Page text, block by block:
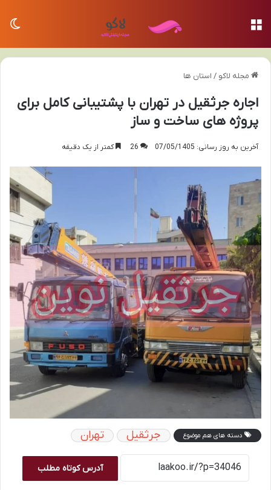
مجله لاکو / استان ها
اجاره جرثقیل در تهران با پشتیبانی کامل برای
پروژه های ساخت و ساز
آخرین به روز رسانی: 07/05/1405 26 کمتر از یک دقیقه
دسته های هم موضوع جرثقیل تهران
آدرس کوتاه مطلب